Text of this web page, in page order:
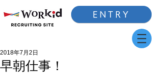
ENTRY
早朝仕事！
2018年7月2日